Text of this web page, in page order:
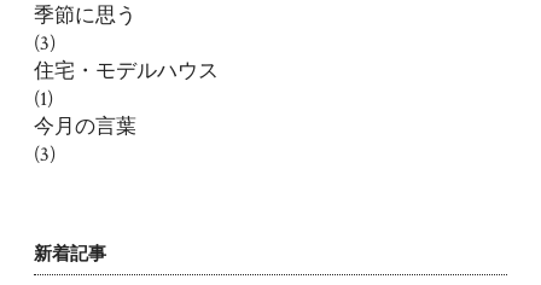
季節に思う
(3)
住宅・モデルハウス
(1)
今月の言葉
(3)
新着記事